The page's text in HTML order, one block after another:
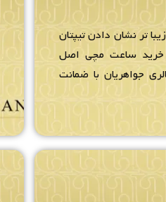
تر نشان دادن تیپتان
خرید ساعت مچی اصل
جواهریان با ضمانت